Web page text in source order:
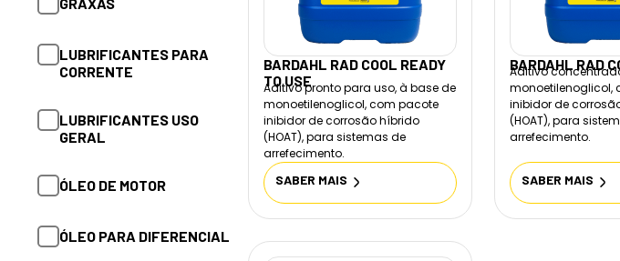
ÓLEO DE MOTOR
ÓLEO PARA DIFERENCIAL
TRANSMISSÃO
PRODUTO DE SERVIÇO
LUBRIFICANTES PARA
CORRENTE
LUBRIFICANTES USO
GERAL
ÓLEO DE MOTOR
ÓLEO PARA DIFERENCIAL
BARDAHL RAD COOL READY
TO USE
Aditivo pronto para uso, à base de
monoetilenoglicol, com pacote
inibidor de corrosão híbrido
(HOAT), para sistemas de
arrefecimento.
SABER MAIS
BARDAHL RAD
Aditivo
monoetilenoglicol,
inibidor de
(HOAT), para
arrefecimento.
SABER MAIS